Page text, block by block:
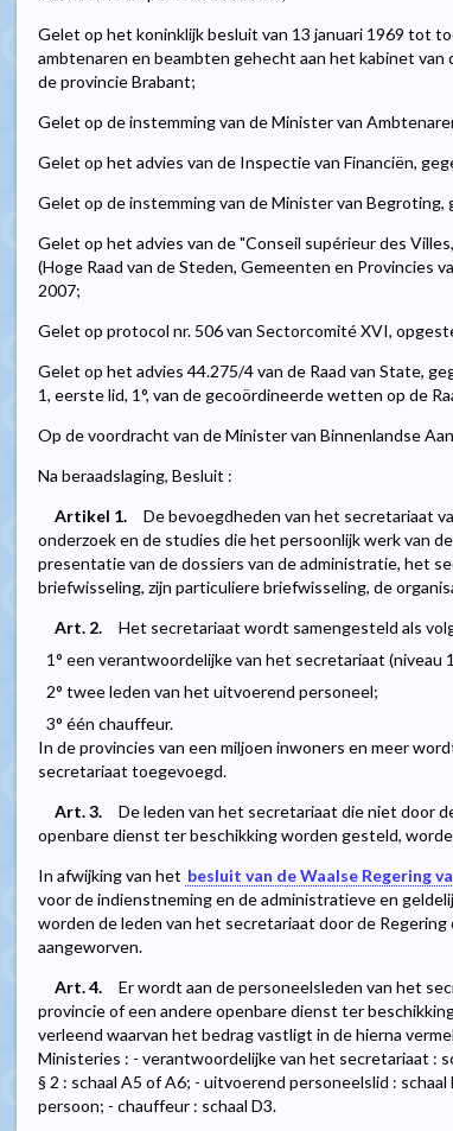
Gelet op het koninklijk besluit van 13 januari 1969 tot
ambtenaren en beambten gehecht aan het kabinet
de provincie Brabant;
Gelet op de instemming van de Minister van
Gelet op het advies van de Inspectie van Financiën,
Gelet op de instemming van de Minister van Begroting,
Gelet op het advies van de "Conseil supérieur des
(Hoge Raad van de Steden, Gemeenten en Provincies
2007;
Gelet op protocol nr. 506 van Sectorcomité XVI,
Gelet op het advies 44.275/4 van de Raad van State,
1, eerste lid, 1°, van de gecoördineerde wetten op de
Op de voordracht van de Minister van Binnenlandse
Na beraadslaging, Besluit :
Artikel 1.
De bevoegdheden van het secretariaat
onderzoek en de studies die het persoonlijk werk van
presentatie van de dossiers van de administratie, het
briefwisseling, zijn particuliere briefwisseling, de
Art. 2.
Het secretariaat wordt samengesteld als
1° een verantwoordelijke van het secretariaat (niveau
2° twee leden van het uitvoerend personeel;
3° één chauffeur.
In de provincies van een miljoen inwoners en meer
secretariaat toegevoegd.
Art. 3.
De leden van het secretariaat die niet door
openbare dienst ter beschikking worden gesteld,
In afwijking van het besluit van de Waalse Regering
voor de indienstneming en de administratieve en
worden de leden van het secretariaat door de
aangeworven.
Art. 4.
Er wordt aan de personeelsleden van het
provincie of een andere openbare dienst ter
verleend waarvan het bedrag vastligt in de hierna
Ministeries : - verantwoordelijke van het secretariaat :
§ 2 : schaal A5 of A6; - uitvoerend personeelslid :
persoon; - chauffeur : schaal D3.